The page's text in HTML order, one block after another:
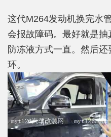
这代M264发动机换完水
会报故障码。最好就是
防冻液方式一直。然后
环。